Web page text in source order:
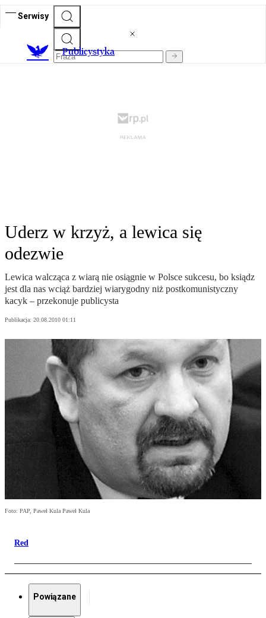
Serwisy
Publicystyka
Uderz w krzyż, a lewica się
odezwie
Lewica walcząca z wiarą nie osiągnie w Polsce sukcesu, bo ksiądz
jest dla nas wciąż bardziej wiarygodny niż postkomunistyczny
kacyk – przekonuje publicysta
Publikacja: 20.08.2010 01:11
Foto: PAP, Paweł Kula Paweł Kula
Red
Powiązane